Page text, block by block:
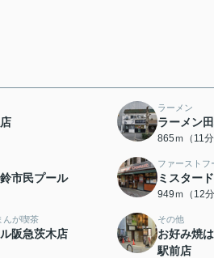
ラーメン
ラーメン
865ｍ（11分
市民プール
ファーストフ
ミスター
949ｍ（12分
んが喫茶
阪急茨木店
その他
お好み焼
駅前店